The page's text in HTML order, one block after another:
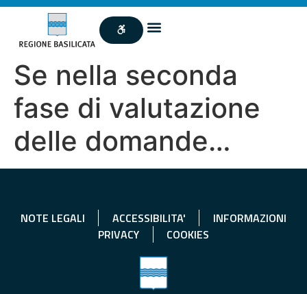
Se nella seconda
fase di valutazione
delle domande…
NOTE LEGALI ACCESSIBILITA'
INFORMAZIONI
PRIVACY
COOKIES